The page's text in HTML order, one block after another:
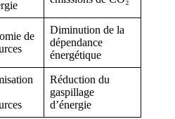
de
Diminution de la
dépendance
énergétique
Réduction du
gaspillage
d’énergie